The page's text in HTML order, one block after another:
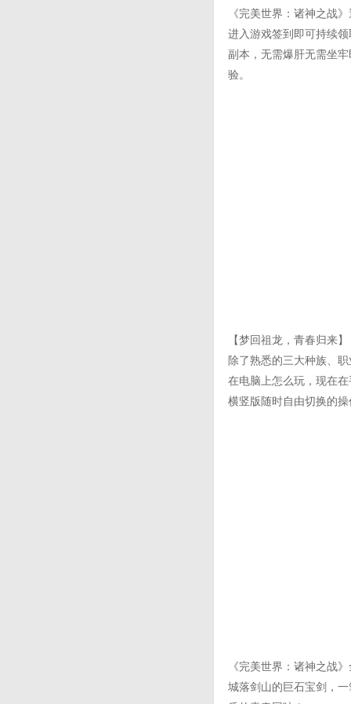
《完美世界：诸神之战
进入游戏签到即可持续
副本，无需爆肝无需坐
验。
【梦回祖龙，青春归来】
除了熟悉的三大种族、
在电脑上怎么玩，现在
横竖版随时自由切换的
《完美世界：诸神之战
城落剑山的巨石宝剑，